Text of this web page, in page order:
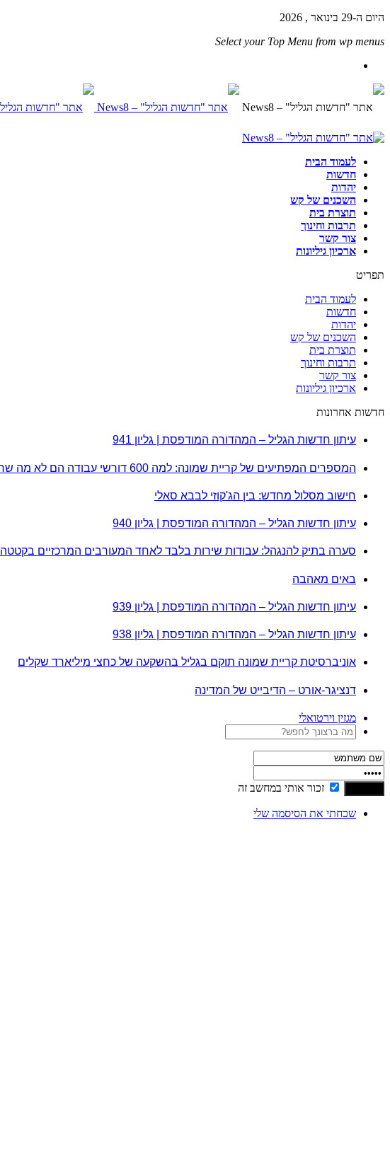
היום ה-29 בינואר , 2026
Select your Top Menu from wp menus
לעמוד הבית
חדשות
יהדות
השכנים של קש
תוצרת בית
תרבות וחינוך
צור קשר
ארכיון גיליונות
תפריט
לעמוד הבית
חדשות
יהדות
השכנים של קש
תוצרת בית
תרבות וחינוך
צור קשר
ארכיון גיליונות
חדשות אחרונות
עיתון חדשות הגליל – המהדורה המודפסת | גליון 941
המספרים המפתיעים של קריית שמונה: למה 600 דורשי עבודה הם לא מה שחשבתם?
חישוב מסלול מחדש: בין הג'קוזי לבבא סאלי
עיתון חדשות הגליל – המהדורה המודפסת | גליון 940
סערה בתיק להנגהל: עבודות שירות בלבד לאחד המעורבים המרכזיים בקטטה
באים מאהבה
עיתון חדשות הגליל – המהדורה המודפסת | גליון 939
עיתון חדשות הגליל – המהדורה המודפסת | גליון 938
אוניברסיטת קריית שמונה תוקם בגליל בהשקעה של כחצי מיליארד שקלים
דנציגר-אורט – הדיבייט של המדינה
מגזין וירטואלי
זכור אותי במחשב זה
שכחתי את הסיסמה שלי